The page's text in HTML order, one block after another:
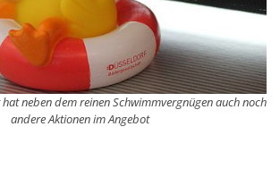
neben dem reinen Schwimmvergnügen auch noch
andere Aktionen im Angebot